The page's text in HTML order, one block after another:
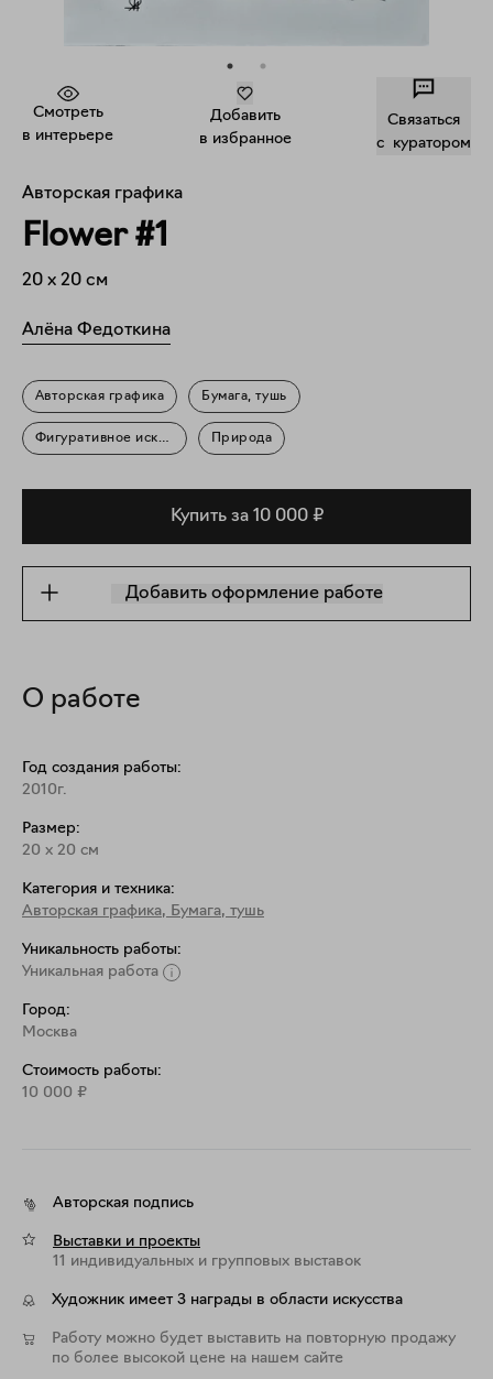
Смотреть
в интерьере
Добавить
в избранное
Связаться
c куратором
Авторская графика
Flower #1
20 x 20 см
Алёна Федоткина
Авторская графика Бумага, тушь
Фигуративное искусство Природа
Купить за 10 000 ₽
Добавить оформление работе
О работе
Год создания работы:
2010г.
Размер:
20 x 20 см
Категория и техника:
Авторская графика, Бумага, тушь
Уникальность работы:
Уникальная работа
Город:
Москва
Стоимость работы:
10 000 ₽
Авторская подпись
Выставки и проекты
11 индивидуальных и групповых выставок
Художник имеет 3 награды в области искусства
Работу можно будет выставить на повторную продажу
по более высокой цене на нашем сайте